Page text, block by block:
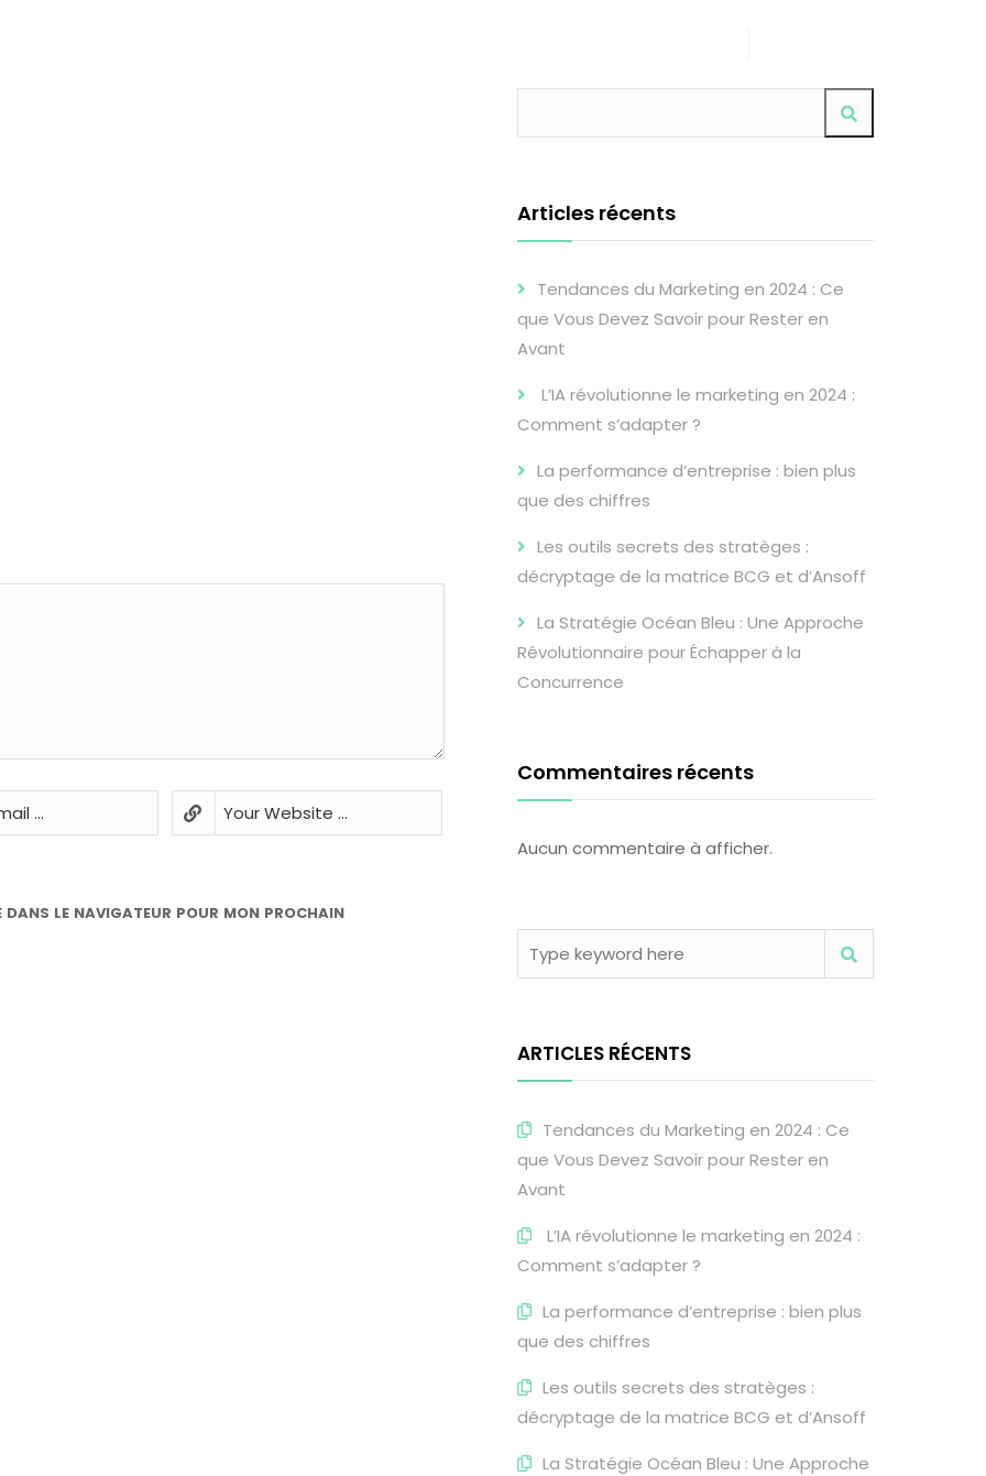
LE NAVIGATEUR POUR MON PROCHAIN
Articles récents
Tendances du Marketing en 2024 : Ce
que Vous Devez Savoir pour Rester en
Avant
L’IA révolutionne le marketing en 2024 :
Comment s’adapter ?
La performance d’entreprise : bien plus
que des chiffres
Les outils secrets des stratèges :
décryptage de la matrice BCG et d’Ansoff
La Stratégie Océan Bleu : Une Approche
Révolutionnaire pour Échapper à la
Concurrence
Commentaires récents
Aucun commentaire à afficher.
ARTICLES RÉCENTS
Tendances du Marketing en 2024 : Ce
que Vous Devez Savoir pour Rester en
Avant
L’IA révolutionne le marketing en 2024 :
Comment s’adapter ?
La performance d’entreprise : bien plus
que des chiffres
Les outils secrets des stratèges :
décryptage de la matrice BCG et d’Ansoff
La Stratégie Océan Bleu : Une Approche